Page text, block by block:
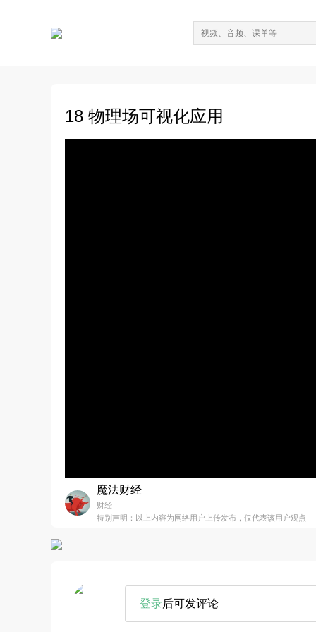
18 物理场可视化应用
魔法财经
财经
特别声明：以上内容为网络用户上传发布，仅代表该用户观点
登录后可发评论